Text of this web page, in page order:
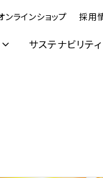
ンラインショップ 採用
サステナビリティ